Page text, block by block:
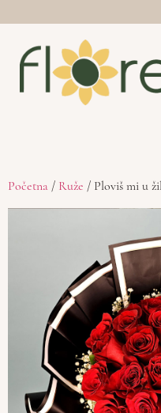
Početna / Ruže / Ploviš mi u